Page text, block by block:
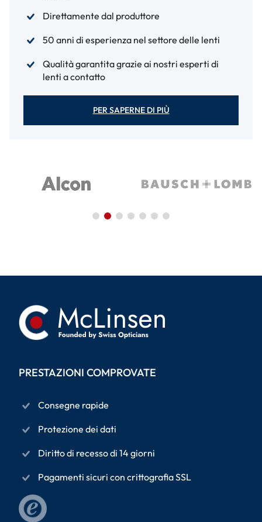
Direttamente dal produttore
50 anni di esperienza nel settore delle lenti
Qualità garantita grazie ai nostri esperti di
lenti a contatto
PER SAPERNE DI PIÙ
PRESTAZIONI COMPROVATE
Consegne rapide
Protezione dei dati
Diritto di recesso di 14 giorni
Pagamenti sicuri con crittografia SSL